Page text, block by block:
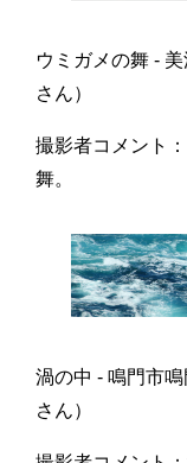
ウミガメの舞 -
さん）
撮影者コメント
舞。
渦の中 - 鳴門市
さん）